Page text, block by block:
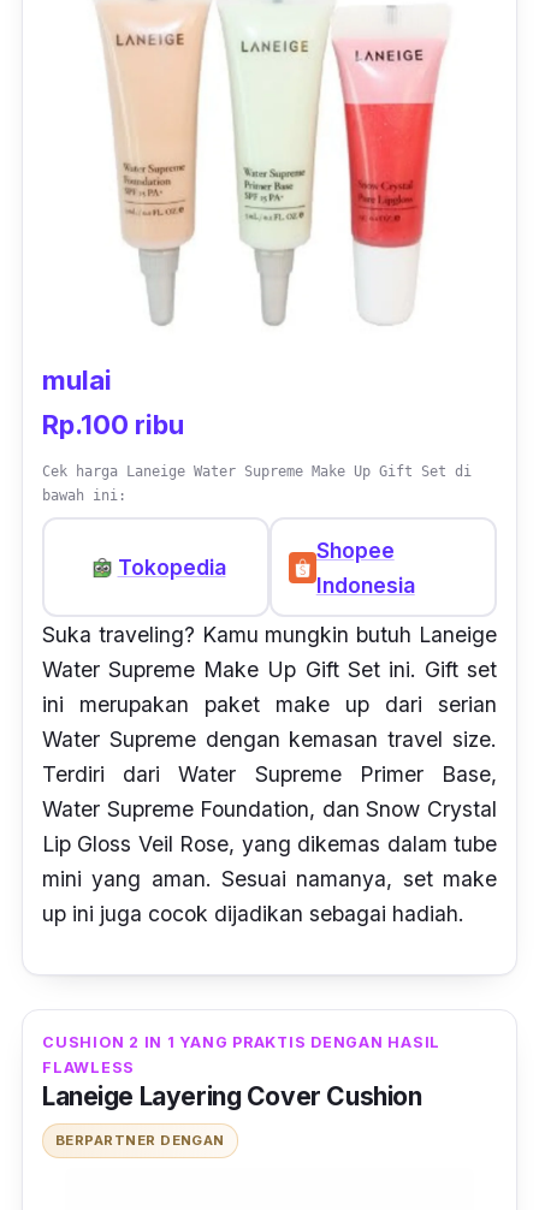
mulai
Rp.100 ribu
Cek harga Laneige Water Supreme Make Up Gift Set di
bawah ini:
Tokopedia
Shopee
Indonesia
Suka traveling? Kamu mungkin butuh Laneige
Water Supreme Make Up Gift Set ini. Gift set
ini merupakan paket make up dari serian
Water Supreme dengan kemasantravel size.
Terdiri dariWater Supreme Primer Base,
Water Supreme Foundation, danSnow Crystal
Lip Gloss Veil Rose, yang dikemas dalam tube
mini yang aman. Sesuai namanya, set make
up ini juga cocok dijadikan sebagai hadiah.
CUSHION 2 IN 1 YANG PRAKTIS DENGAN HASIL
FLAWLESS
Laneige Layering Cover Cushion
BERPARTNER DENGAN